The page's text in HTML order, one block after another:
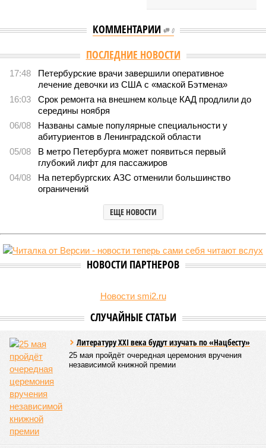
КОММЕНТАРИИ 0
Версия //Общество //
Стали известны предварительные итоги
вступительной кампании в петербургские вузы
Стали известны предварительные итоги вступительной
кампании в петербургские вузы
Кто куда
петербургские вузы (фото: pxhere.com)
В текущем году в высшие учебные заведения Петербурга по
специальной квоте для участников СВО и их детей зачислено
свыше 3,4 тысячи студентов, что значительно превышает
прошлогодние показатели.
Примечательно, что значительная часть из них получила
сдавал ЕГЭ, показали минимально необходимые
изданием «Фонтанка»,выявилпопулярные направления и
объемы приема по данной категории.
Данная квота была введена четыре года назад, заменив
собой ранее существовавшую особую льготу для детей-
инвалидов и сирот, которые поступали по упрощенной
процедуре с более низкими проходными баллами.
Военнослужащие и их дети были выделены в отдельную
группу. Ежегодно для них, как и для целевиков и